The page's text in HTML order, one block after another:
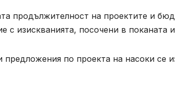
продължителност на проектите и
с изискванията, посочени в
предложения по проекта на насоки се